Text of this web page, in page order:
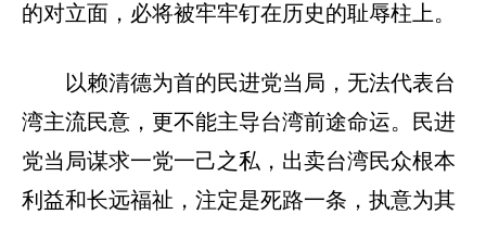
的对立面，必将被牢牢钉在历史的耻辱柱上。
以赖清德为首的民进党当局，无法代表台
湾主流民意，更不能主导台湾前途命运。民进
党当局谋求一党一己之私，出卖台湾民众根本
利益和长远福祉，注定是死路一条，执意为其